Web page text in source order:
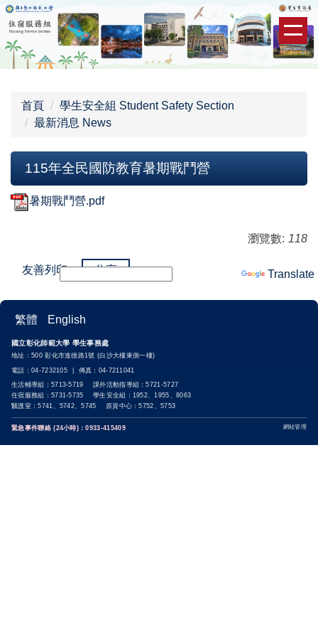
跳
到
主
要
Translate
首頁
學生安全組 Student Safety Section
最新消息 News
115年全民國防教育暑期戰鬥營
暑期戰鬥營.pdf
瀏覽數: 118
友善列印 分享
繁體 English
國立彰化師範大學 學生事務處
地址：500 彰化市進德路1號 (白沙大樓東側一樓)
電話：04-7232105 | 傳真：04-7211041
生活輔導組：5713-5719 課外活動指導組：5721-5727
住宿服務組：5731-5735 學生安全組：1952、1955、8063
醫護室：5741、5742、5745 原資中心：5752、5753
緊急事件聯絡 (24小時)：0933-415409 網站管理